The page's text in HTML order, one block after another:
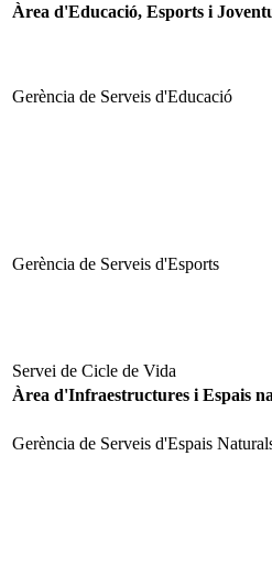
Àrea d'Educació, Esports i
Gerència de Serveis d'Educació
Gerència de Serveis d'Esports
Servei de Cicle de Vida
Àrea d'Infraestructures i Espais
Gerència de Serveis d'Espais